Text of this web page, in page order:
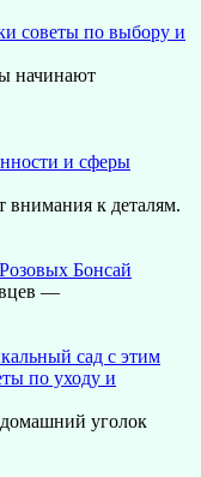
советы по выбору и
начинают
и сферы
внимания к деталям.
Бонсай
—
сад с этим
по уходу и
уголок